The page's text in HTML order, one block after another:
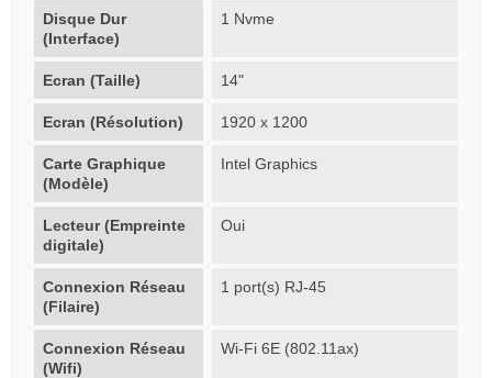
Disque Dur
(Interface)
1 Nvme
Ecran (Taille) 14"
Ecran (Résolution) 1920 x 1200
Carte Graphique
(Modèle)
Intel Graphics
Lecteur (Empreinte
digitale)
Oui
Connexion Réseau
(Filaire)
1 port(s) RJ-45
Connexion Réseau
(Wifi)
Wi-Fi 6E (802.11ax)